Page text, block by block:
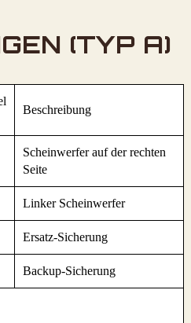
(TYP A)
Beschreibung
Scheinwerfer auf der rechten
Seite
Linker Scheinwerfer
Ersatz-Sicherung
Backup-Sicherung